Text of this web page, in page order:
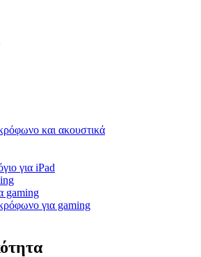
και ακουστικά
για iPad
gaming
για gaming